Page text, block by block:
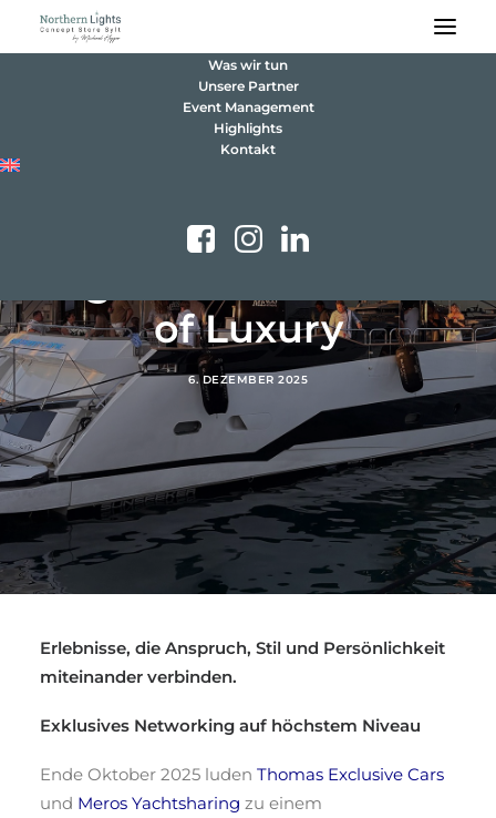
Was wir tun
Unsere Partner
Event Management
Highlights
Kontakt
of Luxury
6. DEZEMBER 2025
Erlebnisse, die Anspruch, Stil und Persönlichkeit
miteinander verbinden.
Exklusives Networking auf höchstem Niveau
Ende Oktober 2025 luden Thomas Exclusive Cars
und Meros Yachtsharing zu einem